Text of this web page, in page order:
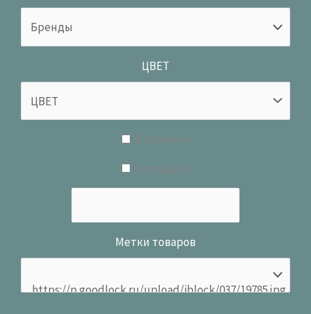
ЦВЕТ
Метки товаров